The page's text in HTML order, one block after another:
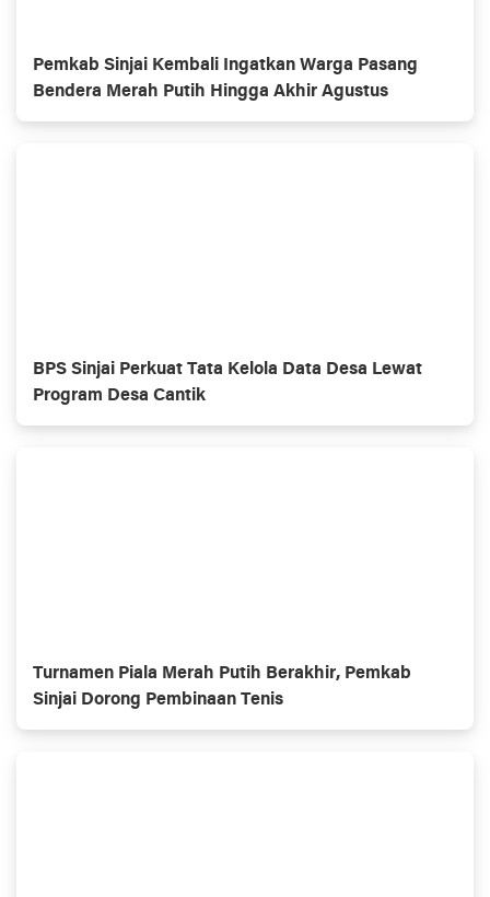
Pemkab Sinjai Kembali Ingatkan Warga Pasang
Bendera Merah Putih Hingga Akhir Agustus
BPS Sinjai Perkuat Tata Kelola Data Desa Lewat
Program Desa Cantik
Turnamen Piala Merah Putih Berakhir, Pemkab
Sinjai Dorong Pembinaan Tenis